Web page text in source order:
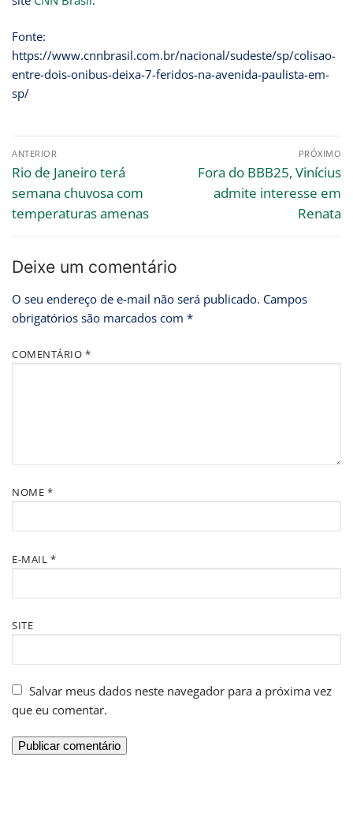
Fonte:
https://www.cnnbrasil.com.br/nacional/sudeste/sp/colisao-
entre-dois-onibus-deixa-7-feridos-na-avenida-paulista-em-
sp/
ANTERIOR
Rio de Janeiro terá
semana chuvosa com
temperaturas amenas
PRÓXIMO
Fora do BBB25, Vinícius
admite interesse em
Renata
Deixe um comentário
O seu endereço de e-mail não será publicado. Campos
obrigatórios são marcados com *
COMENTÁRIO *
NOME *
E-MAIL *
SITE
Salvar meus dados neste navegador para a próxima vez
que eu comentar.